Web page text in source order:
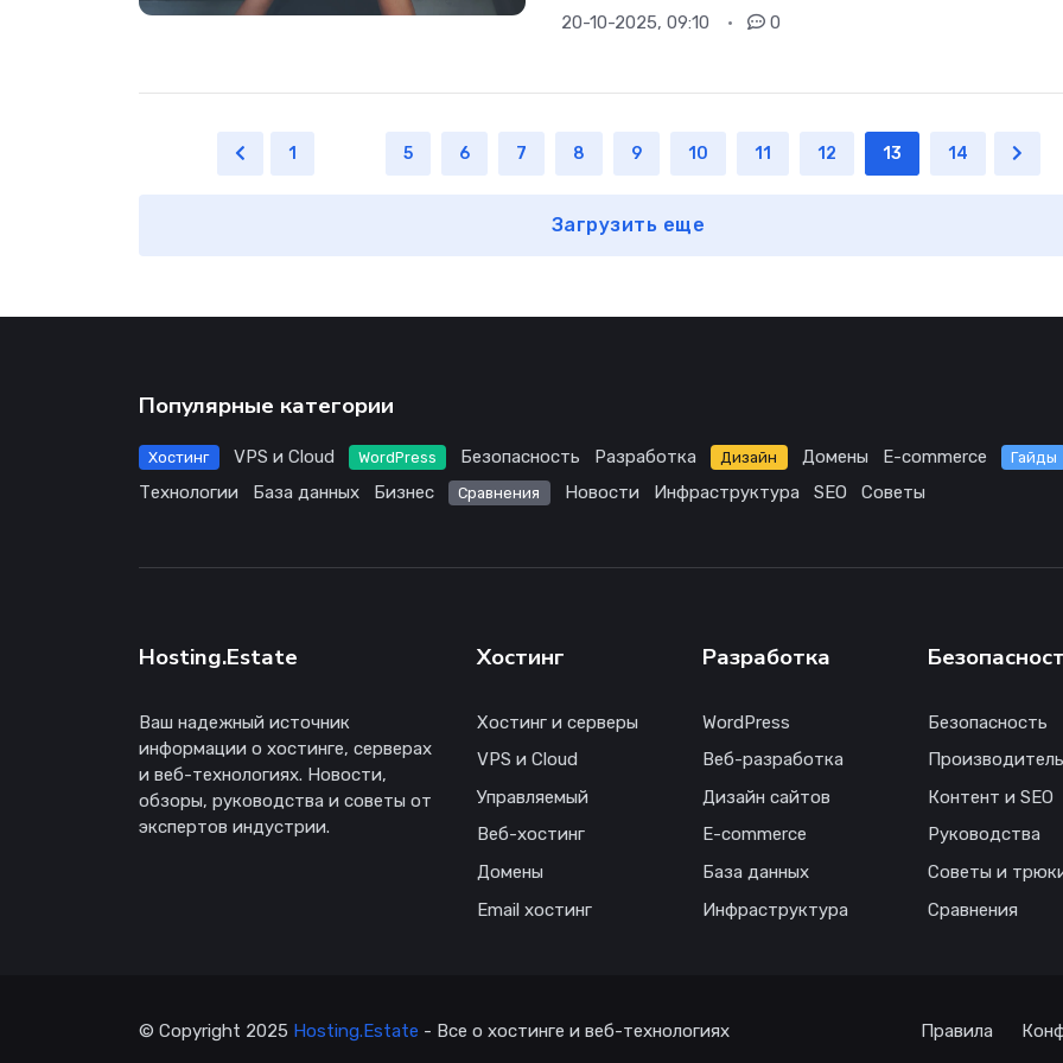
20-10-2025, 09:10
0
1 5 6 7 8 9 10 11 12 13 14
Загрузить еще
Популярные категории
Хостинг VPS и Cloud WordPress Безопасность Разработка Дизайн Домены E-commerce Гайды
Технологии База данных Бизнес Сравнения Новости Инфраструктура SEO Советы
Hosting.Estate
Ваш надежный источник
информации о хостинге, серверах
и веб-технологиях. Новости,
обзоры, руководства и советы от
экспертов индустрии.
Хостинг
Хостинг и серверы
VPS и Cloud
Управляемый
Веб-хостинг
Домены
Email хостинг
Разработка
WordPress
Веб-разработка
Дизайн сайтов
E-commerce
База данных
Инфраструктура
Безопасность
Контент и SEO
Руководства
Советы и
Сравнения
© Copyright 2025 Hosting.Estate - Все о хостинге и веб-технологиях Правила